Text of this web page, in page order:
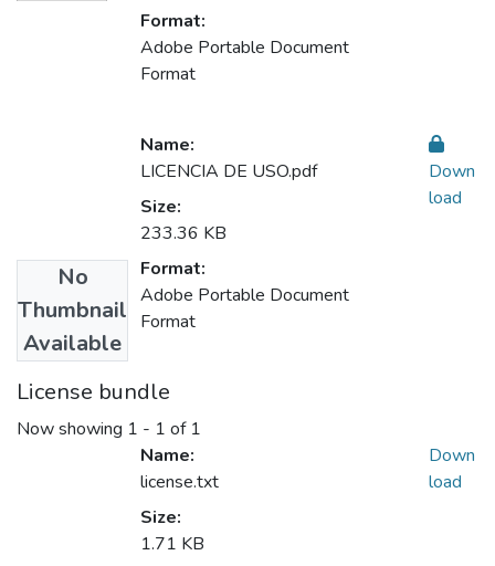
Format:
Adobe Portable Document
Format
No
Thumbnail
Available
Name:
LICENCIA DE USO.pdf
Size:
233.36 KB
Format:
Adobe Portable Document
Format
Down
load
License bundle
Now showing 1 - 1 of 1
Name:
license.txt
Size:
1.71 KB
Down
load